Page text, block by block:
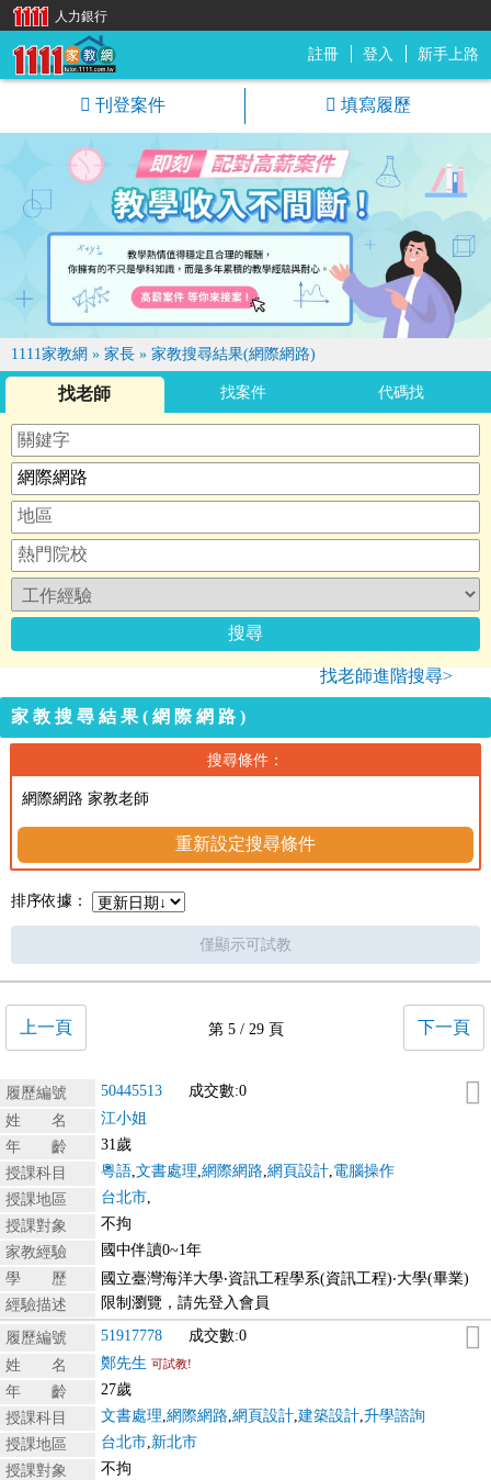
註冊 登入 新手上路
刊登案件 填寫履歷
1111家教網 » 家長 » 家教搜尋結果(網際網路)
找老師 找案件 代碼找
找老師進階搜尋>
家教搜尋結果(網際網路)
搜尋條件：
網際網路 家教老師
重新設定搜尋條件
排序依據：
僅顯示可試教
上一頁 第 5 / 29 頁 下一頁
履歷編號 50445513
成交數:0
姓 名
江小姐
年 齡
31歲
授課科目
粵語 文書處理 網際網路 網頁設計 電腦操作
授課地區
台北市
授課對象
不拘
家教經驗
國中伴讀0~1年
學 歷
國立臺灣海洋大學‧資訊工程學系(資訊工程)‧大學(畢業)
經驗描述
限制瀏覽，請先登入會員
履歷編號 51917778
成交數:0
姓 名
鄭先生 可試教!
年 齡
27歲
授課科目
文書處理 網際網路 網頁設計 建築設計 升學諮詢
授課地區
台北市 新北市
授課對象
不拘
人力銀行